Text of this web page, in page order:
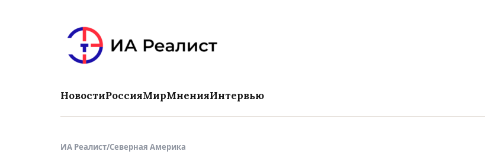
НовостиРоссияМирМненияИнтервью
ИА Реалист/Северная Америка